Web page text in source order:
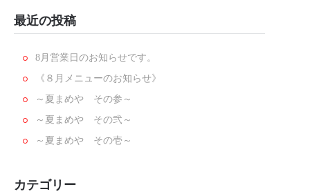
最近の投稿
8月営業日のお知らせです。
《８月メニューのお知らせ》
～夏まめや その参～
～夏まめや その弐～
～夏まめや その壱～
カテゴリー